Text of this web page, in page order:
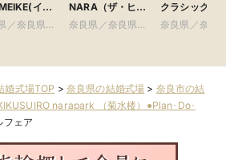
イリ
ーターテラ
／奈良県全
NARA（ザ・ヒル
トップテラス奈
奈良県／奈良県全
クラシックグ
プ
奈良県／奈良
婚式場TOP > 奈良県の結婚式場 > 奈良市の結
narapark （菊水楼）●Plan･Do･
フェア